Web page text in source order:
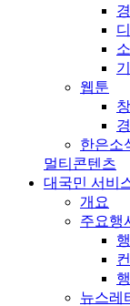
웹툰
한은소
멀티콘텐츠
대국민 서비
개요
주요행
뉴스레